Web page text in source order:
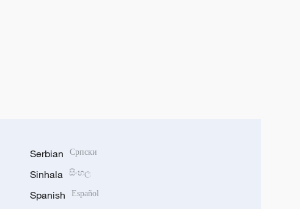
Serbian Српски
Sinhala සිංහල
Spanish Español